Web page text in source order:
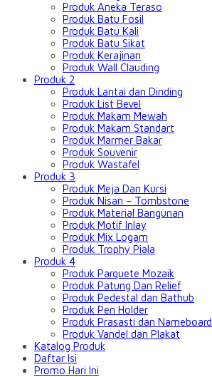
Produk Aneka Teraso
Produk Batu Fosil
Produk Batu Kali
Produk Batu Sikat
Produk Kerajinan
Produk Wall Clauding
Produk 2
Produk Lantai dan Dinding
Produk List Bevel
Produk Makam Mewah
Produk Makam Standart
Produk Marmer Bakar
Produk Souvenir
Produk Wastafel
Produk 3
Produk Meja Dan Kursi
Produk Nisan – Tombstone
Produk Material Bangunan
Produk Motif Inlay
Produk Mix Logam
Produk Trophy Piala
Produk 4
Produk Parquete Mozaik
Produk Patung Dan Relief
Produk Pedestal dan Bathub
Produk Pen Holder
Produk Prasasti dan Nameboard
Produk Vandel dan Plakat
Katalog Produk
Daftar Isi
Promo Hari Ini